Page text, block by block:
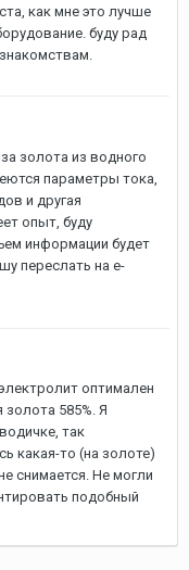
как мне это лучше
буду рад
золота из водного
параметры тока,
и другая
опыт, буду
информации будет
переслать на e-
оптимален
золота 585%. Я
так
какая-то (на золоте)
снимается. Не могли
подобный